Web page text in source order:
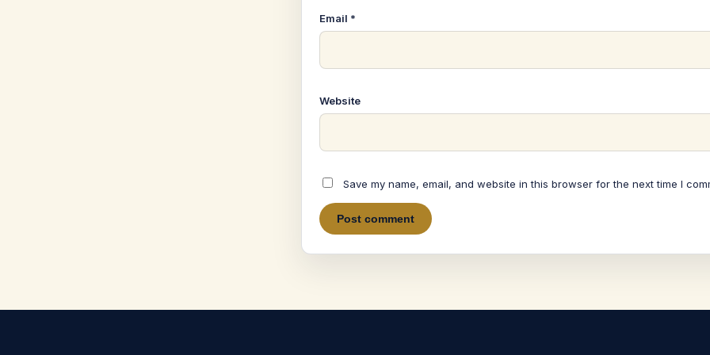
Email *
Website
Save my name, email, and website in this browser for the next time I